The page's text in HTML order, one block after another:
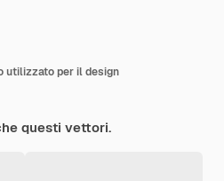
utilizzato per il design
questi vettori.